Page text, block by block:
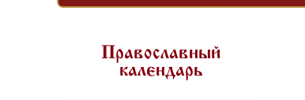
Православный
календарь